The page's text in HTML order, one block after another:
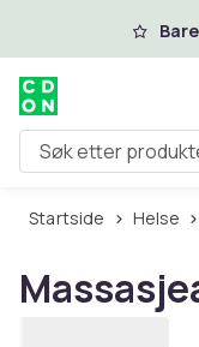
Hopp til
Søk etter produkter
Startside Helse